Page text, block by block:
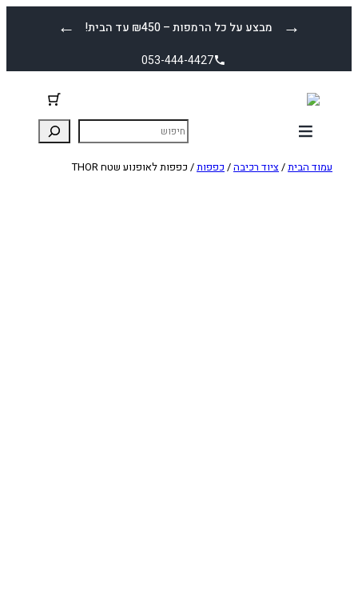
← מבצע על כל הרמפות – ₪450 עד הבית! →
053-444-4427
עמוד הבית/ ציוד רכיבה/ כפפות/ כפפות לאופנוע שטח THOR